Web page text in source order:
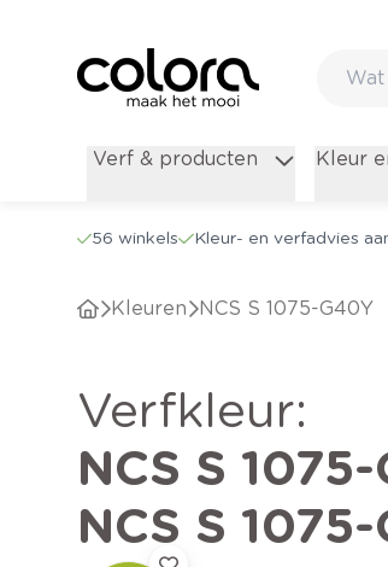
Verf & producten Kleur
56 winkels Kleur- en verfadvies
Kleuren NCS S 1075-G40Y
verfkleur:
NCS S
NCS S